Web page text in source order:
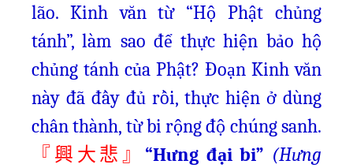
lão. Kinh văn từ “Hộ Phật chủng
tánh”, làm sao để thực hiện bảo hộ
chủng tánh của Phật? Đoạn Kinh văn
này đã đầy đủ rồi, thực hiện ở dùng
chân thành, từ bi rộng độ chúng sanh.
『興大悲』 “Hưng đại bi” (Hưng